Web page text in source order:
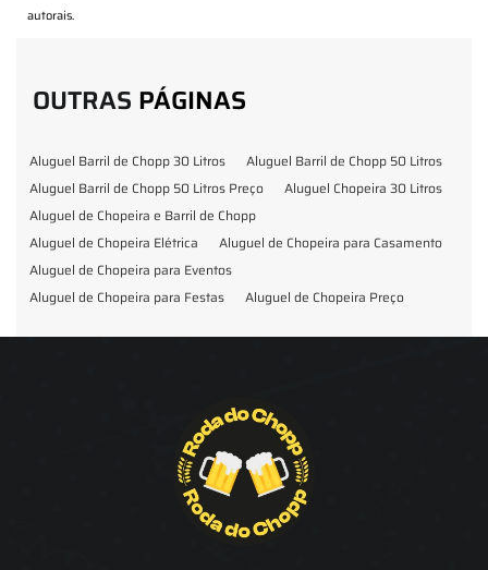
autorais.
OUTRAS PÁGINAS
Aluguel Barril de Chopp 30 Litros
Aluguel Barril de Chopp 50 Litros
Aluguel Barril de Chopp 50 Litros Preço
Aluguel Chopeira 30 Litros
Aluguel de Chopeira e Barril de Chopp
Aluguel de Chopeira Elétrica
Aluguel de Chopeira para Casamento
Aluguel de Chopeira para Eventos
Aluguel de Chopeira para Festas
Aluguel de Chopeira Preço
Chopp Festas e Eventos
Chopp Pilsen
Fornecedor Barril de Chopp
Fornecedor de Barril de Chopp
Chopeira
Aluguel de Choperia para Confraternização
Locação Chopp